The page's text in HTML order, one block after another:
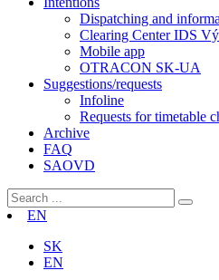
Dispatching and
Clearing Center IDS
Mobile app
OTRACON SK-UA
Suggestions/requests
Infoline
Requests for timetable
Archive
FAQ
SAOVD
EN
SK
EN